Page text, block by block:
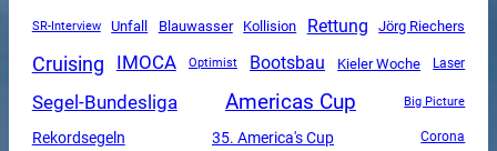
SR-Interview Unfall Blauwasser Kollision Rettung Jörg Riechers
Cruising IMOCA Optimist Bootsbau Kieler Woche Laser
Segel-Bundesliga Americas Cup Big Picture
Rekordsegeln 35. America's Cup Corona